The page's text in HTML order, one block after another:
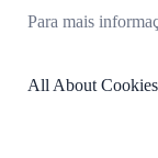
Para mais
All About Cookies